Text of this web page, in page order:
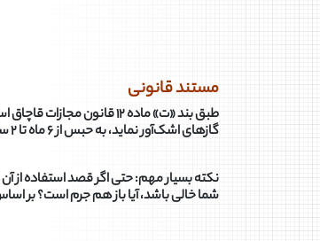
مستند قانونی
گازهای اشک‌آور نماید، به حبس از ۶ ماه تا ۲ سال محکوم خواهد شد .
نکته بسیار مهم: حتی اگر قصد استفاده از
شما خالی باشد، آیا باز هم جرم است؟ بر